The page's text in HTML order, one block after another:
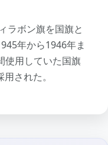
ラボン旗を国旗と
年から1946年ま
使用していた国旗
された。